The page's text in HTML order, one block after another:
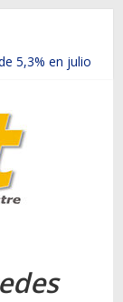
la nueva
en el Biobío
Rancagua y
Bolden en